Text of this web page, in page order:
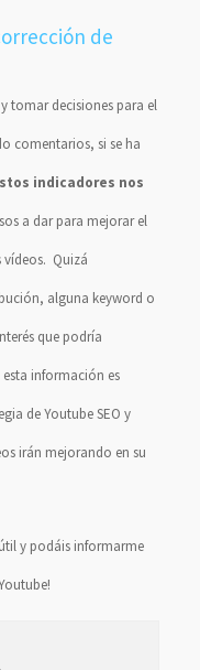
de
tomar decisiones para el
comentarios, si se ha
indicadores nos
a dar para mejorar el
vídeos. Quizá
alguna keyword o
que podría
información es
de Youtube SEO y
irán mejorando en su
y podáis informarme